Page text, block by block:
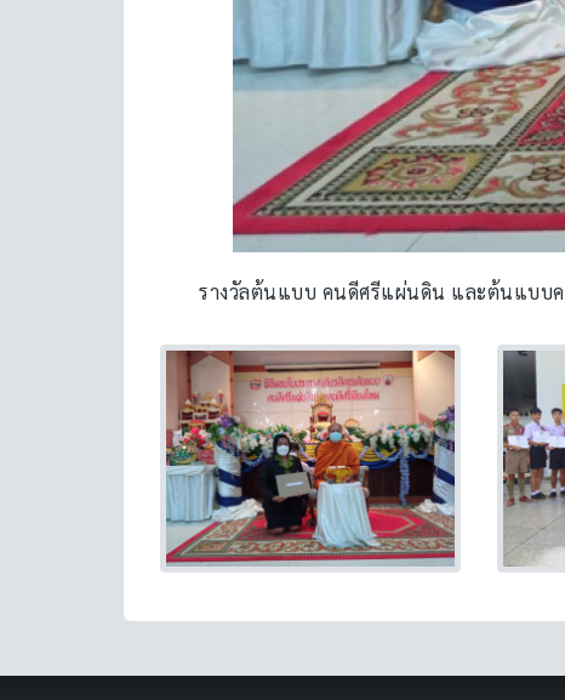
รางวัลต้นแบบ คนดีศรีแผ่นดิน และต้นแบบค